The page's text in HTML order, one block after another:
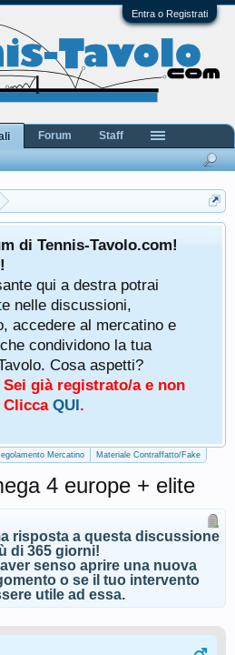
Entra o Registrati
di Tennis-Tavolo.com!
qui a destra potrai
nelle discussioni,
accedere al mercatino e
condividono la tua
Cosa aspetti?
Sei già registrato/a e non
QUI.
Mercatino Materiale Contraffatto/Fake
4 europe + elite
risposta a questa discussione
di 365 giorni!
senso aprire una nuova
o se il tuo intervento
utile ad essa.
Forum Staff